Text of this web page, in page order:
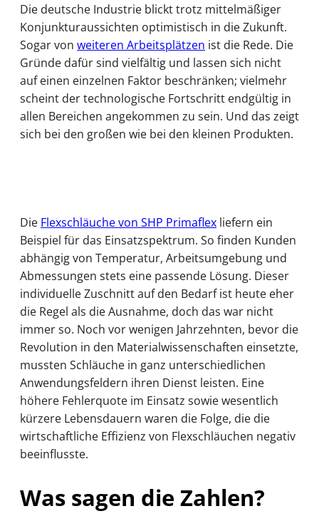
Die deutsche Industrie blickt trotz mittelmäßiger
Konjunkturaussichten optimistisch in die Zukunft.
Sogar von weiteren Arbeitsplätzen ist die Rede. Die
Gründe dafür sind vielfältig und lassen sich nicht
auf einen einzelnen Faktor beschränken; vielmehr
scheint der technologische Fortschritt endgültig in
allen Bereichen angekommen zu sein. Und das zeigt
sich bei den großen wie bei den kleinen Produkten.
Die Flexschläuche von SHP Primaflex liefern ein
Beispiel für das Einsatzspektrum. So finden Kunden
abhängig von Temperatur, Arbeitsumgebung und
Abmessungen stets eine passende Lösung. Dieser
individuelle Zuschnitt auf den Bedarf ist heute eher
die Regel als die Ausnahme, doch das war nicht
immer so. Noch vor wenigen Jahrzehnten, bevor die
Revolution in den Materialwissenschaften einsetzte,
mussten Schläuche in ganz unterschiedlichen
Anwendungsfeldern ihren Dienst leisten. Eine
höhere Fehlerquote im Einsatz sowie wesentlich
kürzere Lebensdauern waren die Folge, die die
wirtschaftliche Effizienz von Flexschläuchen negativ
beeinflusste.
Was sagen die Zahlen?